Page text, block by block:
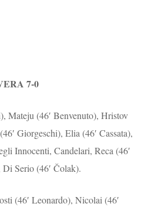
7-0
Mateju (46′ Benvenuto), Hristov
Giorgeschi), Elia (46′ Cassata),
Innocenti, Candelari, Reca (46′
Serio (46′ Čolak).
(46′ Leonardo), Nicolai (46′